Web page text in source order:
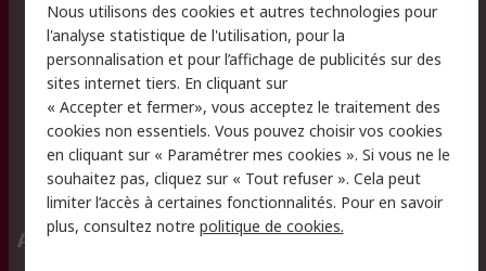
du site
Politique de protection
des données - Mise à
jour
Sécurité des E-mails
Conditions générales
de vente
Politique anti-
corruption
Campagnes marketing
A propos de RS
Nous utilisons des cookies et autres technologies pour
l'analyse statistique de l'utilisation, pour la
personnalisation et pour l’affichage de publicités sur des
sites internet tiers. En cliquant sur
« Accepter et fermer», vous acceptez le traitement des
cookies non essentiels. Vous pouvez choisir vos cookies
en cliquant sur « Paramétrer mes cookies ». Si vous ne le
souhaitez pas, cliquez sur « Tout refuser ». Cela peut
limiter l’accès à certaines fonctionnalités. Pour en savoir
plus, consultez notre politique de cookies.